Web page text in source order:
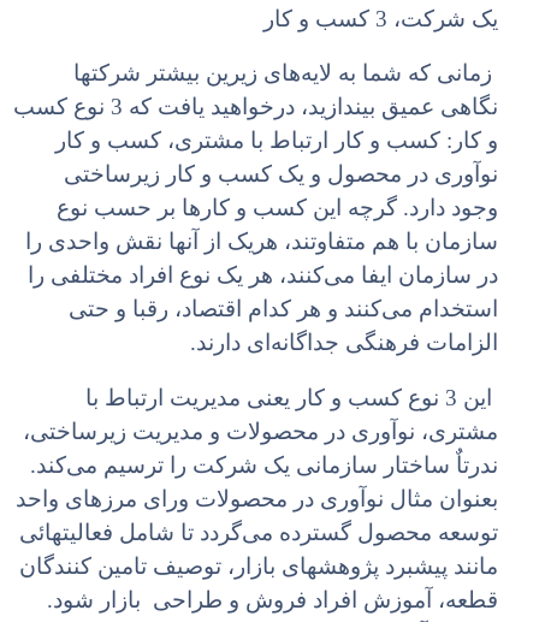
یک شرکت، 3 کسب و کار
زمانی که شما به لایه‌های زیرین بیشتر شرکتها
نگاهی عمیق بیندازید، درخواهید یافت که 3 نوع کسب
و کار: کسب و کار ارتباط با مشتری، کسب و کار
نوآوری در محصول و یک کسب و کار زیرساختی
وجود دارد. گرچه این کسب و کارها بر حسب نوع
سازمان با هم متفاوتند، هریک از آنها نقش واحدی را
در سازمان ایفا می‌کنند، هر یک نوع افراد مختلفی را
استخدام می‌کنند و هر کدام اقتصاد، رقبا و حتی
الزامات فرهنگی جداگانه‌ای دارند.
این 3 نوع کسب و کار یعنی مدیریت ارتباط با
مشتری، نوآوری در محصولات و مدیریت زیرساختی،
ندرتاٌ ساختار سازمانی یک شرکت را ترسیم می‌کند.
بعنوان مثال نوآوری در محصولات ورای مرزهای واحد
توسعه محصول گسترده می‌گردد تا شامل فعالیتهائی
مانند پیشبرد پژوهشهای بازار، توصیف تامین کنندگان
قطعه، آموزش افراد فروش و طراحی بازار شود.